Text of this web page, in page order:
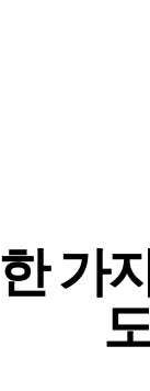
한 가⁠